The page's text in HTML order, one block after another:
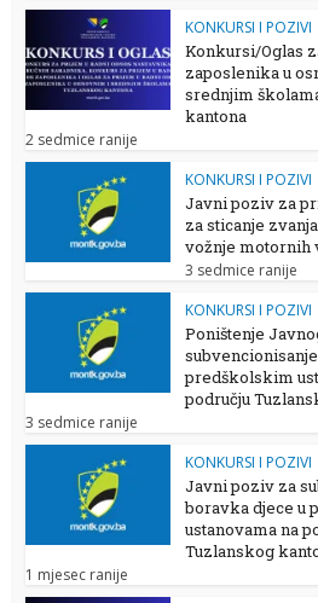
KONKURSI I POZIVI
Konkursi/Oglas
zaposlenika u
srednjim
kantona
2 sedmice ranije
KONKURSI I POZIVI
Javni poziv za
za sticanje
vožnje motornih
3 sedmice ranije
KONKURSI I POZIVI
Poništenje
predškolskim
području
3 sedmice ranije
KONKURSI I POZIVI
Javni poziv za
boravka djece u
ustanovama na
Tuzlanskog
1 mjesec ranije